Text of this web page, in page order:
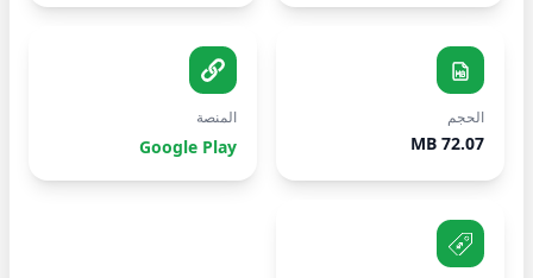
الحجم
72.07 MB
المنصة
Google Play